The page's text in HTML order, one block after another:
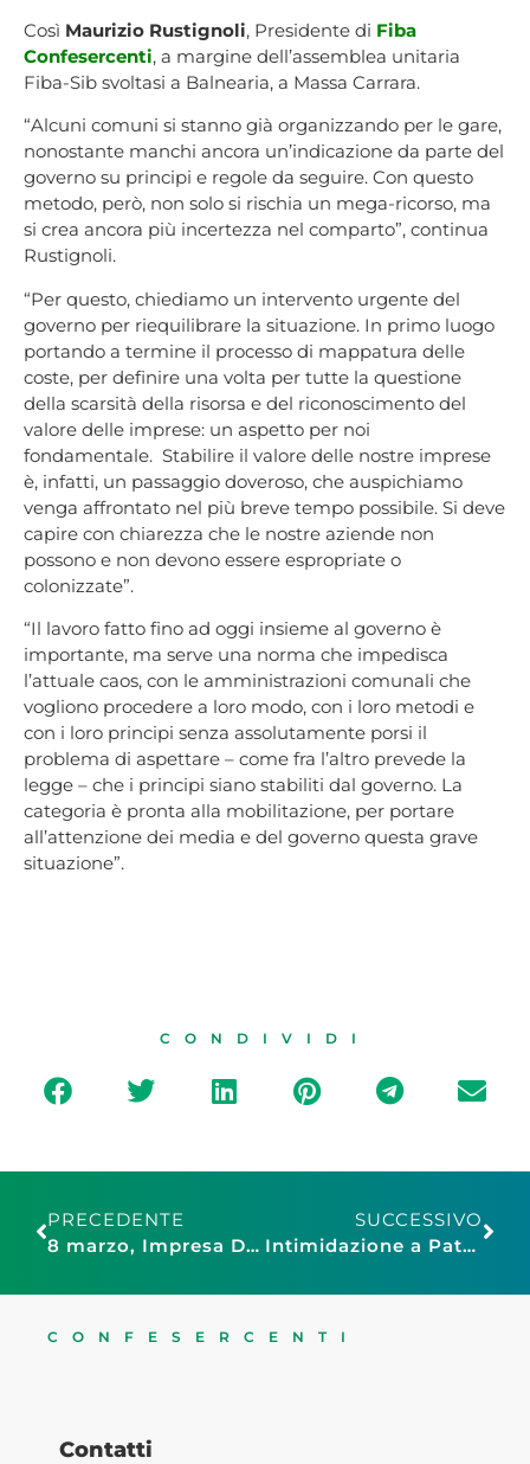
Così Maurizio Rustignoli, Presidente di Fiba
Confesercenti, a margine dell’assemblea unitaria
Fiba-Sib svoltasi a Balnearia, a Massa Carrara.
“Alcuni comuni si stanno già organizzando per le gare,
nonostante manchi ancora un’indicazione da parte del
governo su principi e regole da seguire. Con questo
metodo, però, non solo si rischia un mega-ricorso, ma
si crea ancora più incertezza nel comparto”, continua
Rustignoli.
“Per questo, chiediamo un intervento urgente del
governo per riequilibrare la situazione. In primo luogo
portando a termine il processo di mappatura delle
coste, per definire una volta per tutte la questione
della scarsità della risorsa e del riconoscimento del
valore delle imprese: un aspetto per noi
fondamentale. Stabilire il valore delle nostre imprese
è, infatti, un passaggio doveroso, che auspichiamo
venga affrontato nel più breve tempo possibile. Si deve
capire con chiarezza che le nostre aziende non
possono e non devono essere espropriate o
colonizzate”.
“Il lavoro fatto fino ad oggi insieme al governo è
importante, ma serve una norma che impedisca
l’attuale caos, con le amministrazioni comunali che
vogliono procedere a loro modo, con i loro metodi e
con i loro principi senza assolutamente porsi il
problema di aspettare – come fra l’altro prevede la
legge – che i principi siano stabiliti dal governo. La
categoria è pronta alla mobilitazione, per portare
all’attenzione dei media e del governo questa grave
situazione”.
CONDIVIDI
PRECEDENTE
8 marzo, Impresa Donna Confesercenti Modena: “Non un solo giorno ma un impegno costante”
SUCCESSIVO
Intimidazione a Patrizia Rodi, Confesercenti Reggio Calabria: “Non ci fermerete”
CONFESERCENTI
Contatti